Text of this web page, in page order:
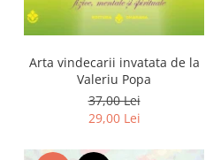
Arta vindecarii invatata de la
Valeriu Popa
37,00 Lei
29,00 Lei